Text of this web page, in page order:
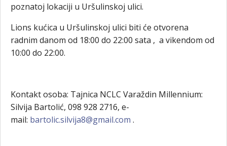
poznatoj lokaciji u Uršulinskoj ulici.
Lions kućica u Uršulinskoj ulici biti će otvorena
radnim danom od 18:00 do 22:00 sata , a vikendom od
10:00 do 22:00.
Kontakt osoba: Tajnica NCLC Varaždin Millennium:
Silvija Bartolić, 098 928 2716, e-
mail: bartolic.silvija8@gmail.com .